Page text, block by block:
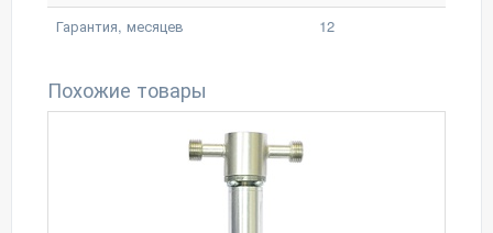
Гарантия, месяцев
12
Похожие товары